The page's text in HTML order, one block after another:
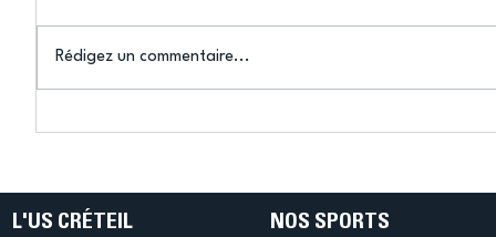
Rédigez un commentaire...
L'US CRÉTEIL NOS SPORTS